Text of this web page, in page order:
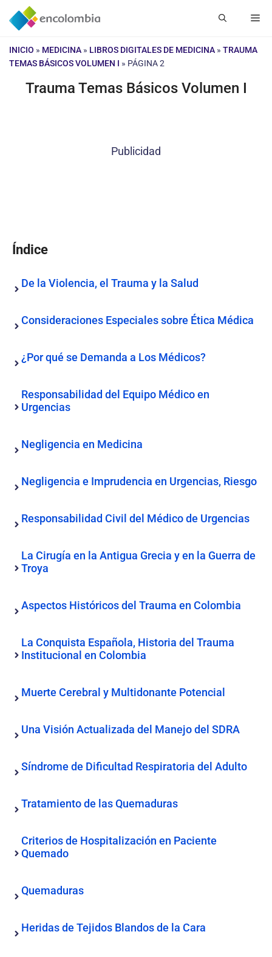
Saltar
INICIO » MEDICINA » LIBROS DIGITALES DE MEDICINA » TRAUMA
TEMAS BÁSICOS VOLUMEN I » PÁGINA 2
Trauma Temas Básicos Volumen I
Publicidad
Índice
De la Violencia, el Trauma y la Salud
Consideraciones Especiales sobre Ética Médica
¿Por qué se Demanda a Los Médicos?
Responsabilidad del Equipo Médico en
Urgencias
Negligencia en Medicina
Negligencia e Imprudencia en Urgencias, Riesgo
Responsabilidad Civil del Médico de Urgencias
La Cirugía en la Antigua Grecia y en la Guerra de
Troya
Aspectos Históricos del Trauma en Colombia
La Conquista Española, Historia del Trauma
Institucional en Colombia
Muerte Cerebral y Multidonante Potencial
Una Visión Actualizada del Manejo del SDRA
Síndrome de Dificultad Respiratoria del Adulto
Tratamiento de las Quemaduras
Criterios de Hospitalización en Paciente
Quemado
Quemaduras
Heridas de Tejidos Blandos de la Cara